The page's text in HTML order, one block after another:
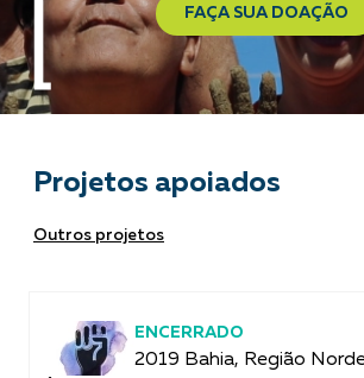
FAÇA SUA DOAÇÃO
Projetos apoiados
Outros projetos
ENCERRADO
2019 Bahia, Região